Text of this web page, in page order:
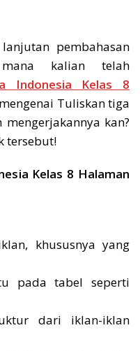
pembahasan
kalian telah
Indonesia Kelas 8
Tuliskan tiga
kan?
tersebut!
Kelas 8 Halaman
khususnya yang
pada tabel seperti
dari iklan-iklan